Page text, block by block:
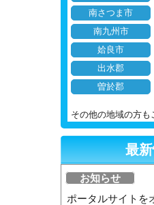
南さつま市
南九州市
姶良市
出水郡
曽於郡
その他の地域の方も
最
お知らせ
ポータルサイトを